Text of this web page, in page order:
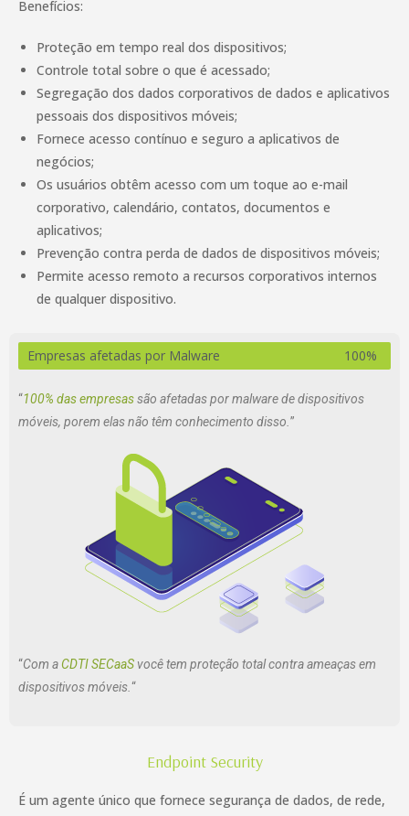
Benefícios:
Proteção em tempo real dos dispositivos;
Controle total sobre o que é acessado;
Segregação dos dados corporativos de dados e aplicativos
pessoais dos dispositivos móveis;
Fornece acesso contínuo e seguro a aplicativos de
negócios;
Os usuários obtêm acesso com um toque ao e-mail
corporativo, calendário, contatos, documentos e
aplicativos;
Prevenção contra perda de dados de dispositivos móveis;
Permite acesso remoto a recursos corporativos internos
de qualquer dispositivo.
Empresas afetadas por Malware 100%
“100% das empresassão afetadas por malware de dispositivos
móveis, porem elas não têm conhecimento disso. ”
“Com aCDTI SECaaS você tem proteção total contra ameaças em
dispositivos móveis. “
Endpoint Security
É um agente único que fornece segurança de dados, de rede,